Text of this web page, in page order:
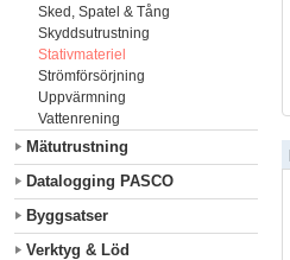
Sked, Spatel & Tång
Skyddsutrustning
Stativmateriel
Strömförsörjning
Uppvärmning
Vattenrening
Mätutrustning
Datalogging PASCO
Byggsatser
Verktyg & Löd